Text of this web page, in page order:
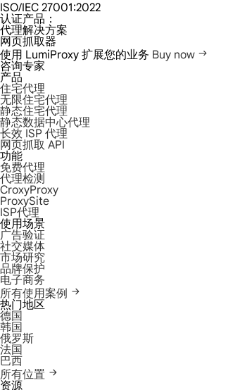
ISO/IEC 27001:2022
认证产品：
代理解决方案
网页抓取器
使用 LumiProxy 扩展您的业务 Buy now
咨询专家
产品
住宅代理
无限住宅代理
静态住宅代理
静态数据中心代理
长效 ISP 代理
网页抓取 API
功能
免费代理
代理检测
CroxyProxy
ProxySite
ISP代理
使用场景
广告验证
社交媒体
市场研究
品牌保护
电子商务
所有使用案例
热门地区
德国
韩国
俄罗斯
法国
巴西
所有位置
资源